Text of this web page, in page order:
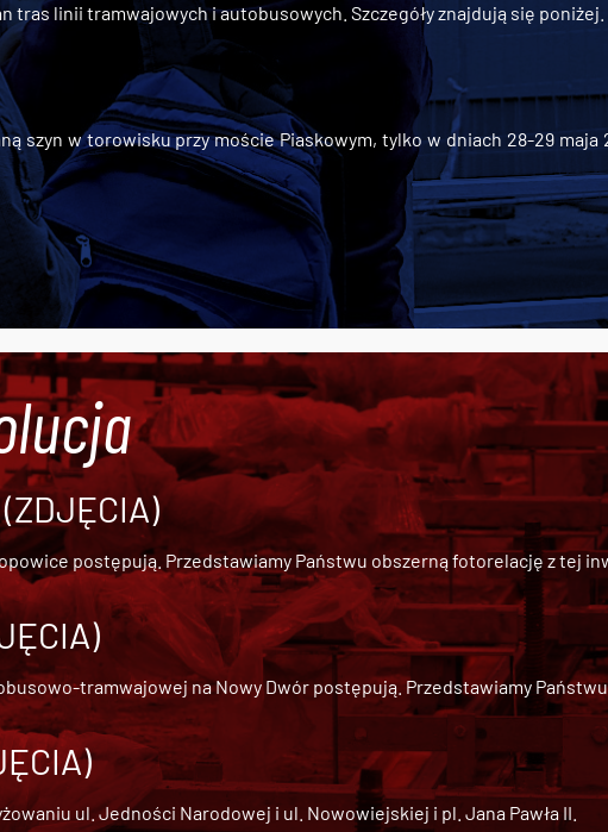
linii tramwajowych i autobusowych. Szczegóły znajdują się poniżej.
szyn w torowisku przy moście Piaskowym, tylko w dniach 28-29
postępują. Przedstawiamy Państwu obszerną fotorelację z tej
tramwajowej na Nowy Dwórpostępują. Przedstawiamy
ul. Jedności Narodowej i ul. Nowowiejskiej i pl. Jana Pawła II.